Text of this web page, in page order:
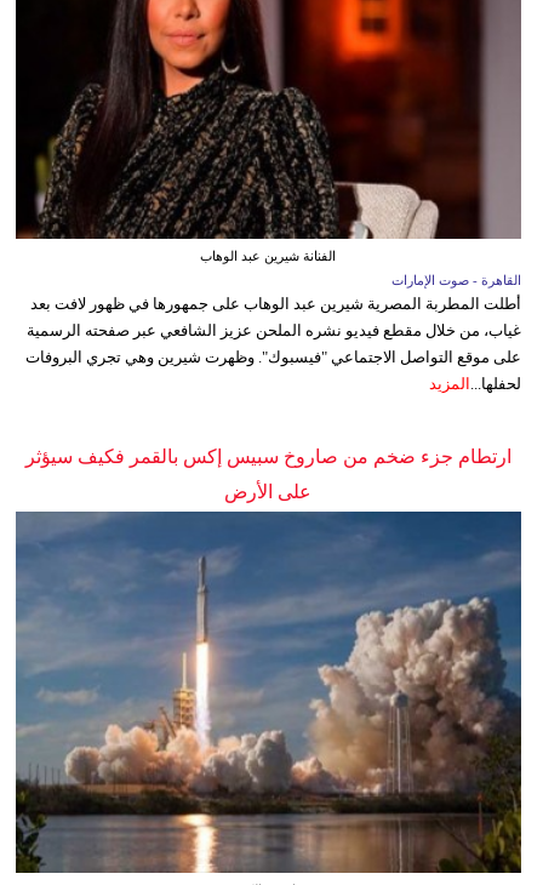
الفنانة شيرين عبد الوهاب
القاهرة - صوت الإمارات
أطلت المطربة المصرية شيرين عبد الوهاب على جمهورها في ظهور لافت بعد
غياب، من خلال مقطع فيديو نشره الملحن عزيز الشافعي عبر صفحته الرسمية
على موقع التواصل الاجتماعي "فيسبوك". وظهرت شيرين وهي تجري البروفات
لحفلها... المزيد
ارتطام جزء ضخم من صاروخ سبيس إكس بالقمر فكيف سيؤثر
على الأرض